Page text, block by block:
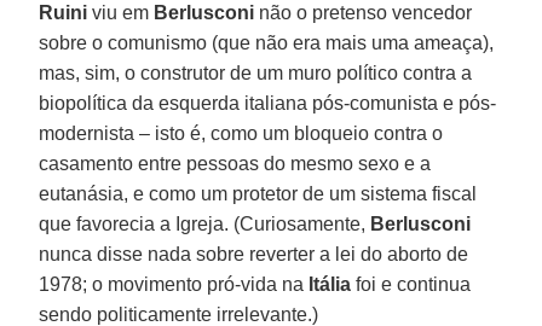
Ruini viu em Berlusconi não o pretenso vencedor
sobre o comunismo (que não era mais uma ameaça),
mas, sim, o construtor de um muro político contra a
biopolítica da esquerda italiana pós-comunista e pós-
modernista – isto é, como um bloqueio contra o
casamento entre pessoas do mesmo sexo e a
eutanásia, e como um protetor de um sistema fiscal
que favorecia a Igreja. (Curiosamente, Berlusconi
nunca disse nada sobre reverter a lei do aborto de
1978; o movimento pró-vida na Itália foi e continua
sendo politicamente irrelevante.)